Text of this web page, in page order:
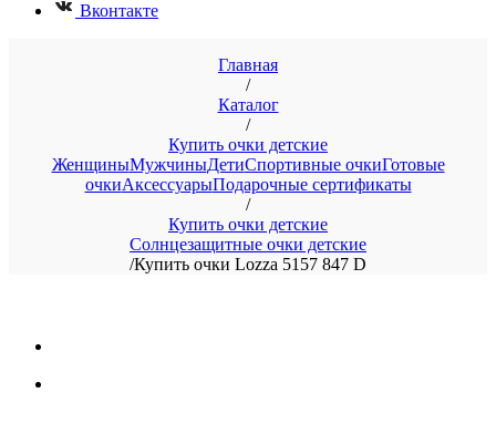
Вконтакте
Главная
/
Каталог
/
Купить очки детские
ЖенщиныМужчиныДетиСпортивные очкиГотовые
очкиАксессуарыПодарочные сертификаты
/
Купить очки детские
Солнцезащитные очки детские
/Купить очки Lozza 5157 847 D